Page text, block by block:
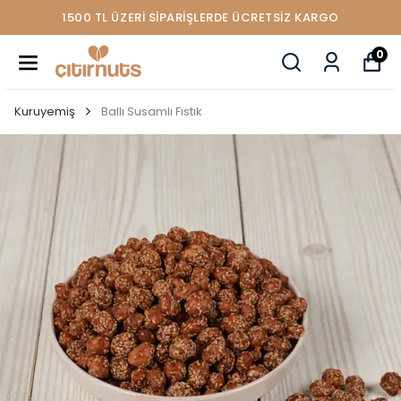
1500 TL ÜZERİ SİPARİŞLERDE ÜCRETSİZ KARGO
0
Kuruyemiş Ballı Susamlı Fıstık